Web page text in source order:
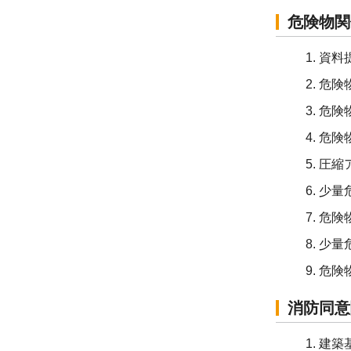
危険物
資料
危険
危険
危険
圧縮
少量
危険
少量
危険
消防同
建築